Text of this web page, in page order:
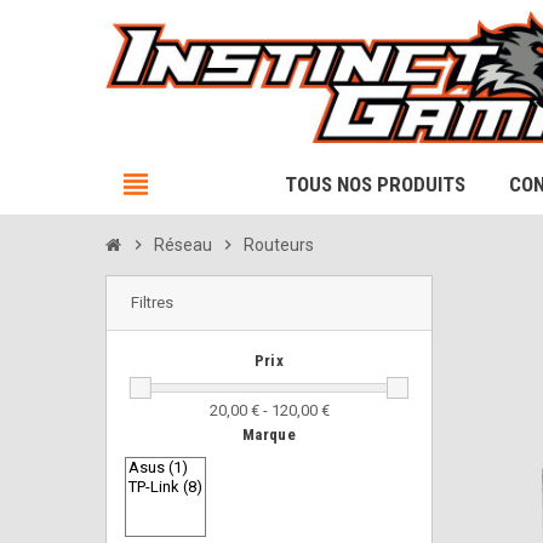
view_headline TOUS NOS PRODUITS
chevron_right Réseau chevron_right Routeurs
Filtres
Prix
20,00 € - 120,00 €
Marque